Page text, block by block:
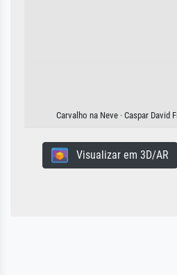
Carvalho na Neve · Caspar
Visualizar em 3D/AR